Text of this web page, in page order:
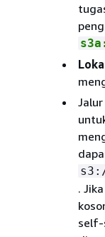
Jalur
.
self-